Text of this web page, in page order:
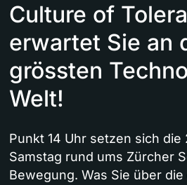
Culture of
erwartet Sie an
grössten
Welt!
Punkt 14 Uhr setzen sich die
Samstag rund ums Zürcher
Bewegung. Was Sie über